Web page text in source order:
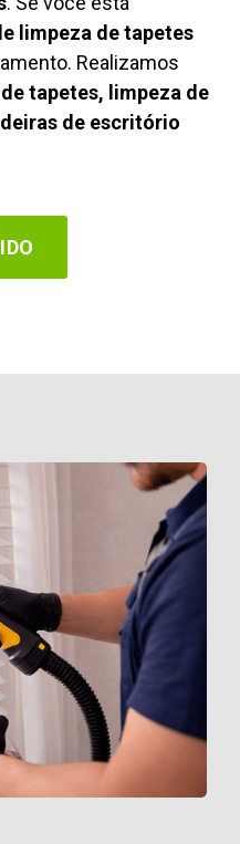
limpeza de tapetes
Realizamos
tapetes, limpeza de
de escritório